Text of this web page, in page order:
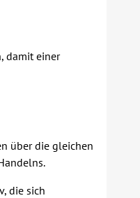
damit einer
über die gleichen
die sich